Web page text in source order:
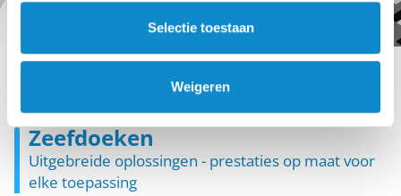
Selectie toestaan
Weigeren
Zeefdoeken
Uitgebreide oplossingen - prestaties op maat voor
elke toepassing
Modulaire zeefdoeken